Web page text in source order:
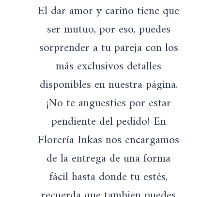
El dar amor y cariño tiene que
ser mutuo, por eso, puedes
sorprender a tu pareja con los
más exclusivos detalles
disponibles en nuestra página.
¡No te anguesties por estar
pendiente del pedido! En
Florería Inkas nos encargamos
de la entrega de una forma
fácil hasta donde tu estés,